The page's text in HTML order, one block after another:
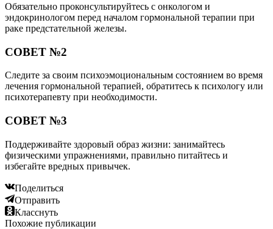
Обязательно проконсультируйтесь с онкологом и
эндокринологом перед началом гормональной терапии при
раке предстательной железы.
СОВЕТ №2
Следите за своим психоэмоциональным состоянием во время
лечения гормональной терапией, обратитесь к психологу или
психотерапевту при необходимости.
СОВЕТ №3
Поддерживайте здоровый образ жизни: занимайтесь
физическими упражнениями, правильно питайтесь и
избегайте вредных привычек.
Поделиться
Отправить
Класснуть
Похожие публикации